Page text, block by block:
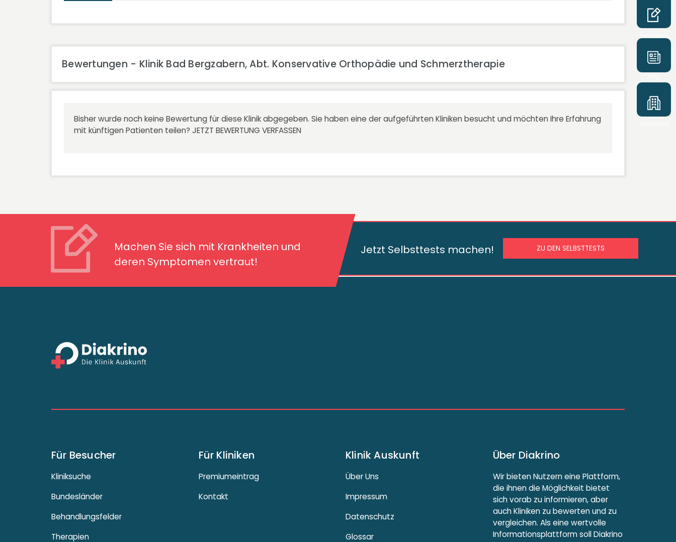
Bewertungen - Klinik Bad Bergzabern, Abt. Konservative Orthopädie und Schmerztherapie
Bisher wurde noch keine Bewertung für diese Klinik abgegeben. Sie haben eine der aufgeführten Kliniken besucht und möchten Ihre Erfahrung
mit künftigen Patienten teilen? JETZT BEWERTUNG VERFASSEN
Machen Sie sich mit Krankheiten und
deren Symptomen vertraut!
Machen Sie sich mit Krankheiten und deren
Symptomen vertraut!
Jetzt Selbsttests machen! ZU DEN SELBSTTESTS
Für Besucher
Kliniksuche
Bundesländer
Behandlungsfelder
Therapien
Für Kliniken
Premiumeintrag
Kontakt
Klinik Auskunft
Über Uns
Impressum
Datenschutz
Glossar
Über Diakrino
Wir bieten Nutzern eine Plattform,
die ihnen die Möglichkeit bietet
sich vorab zu informieren, aber
auch Kliniken zu bewerten und zu
vergleichen. Als eine wertvolle
Informationsplattform soll Diakrino